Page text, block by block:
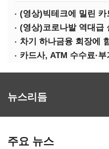
(영상)코로나발 역대급
차기 하나금융 회장에
카드사, ATM 수수료·
뉴스리듬
주요 뉴스